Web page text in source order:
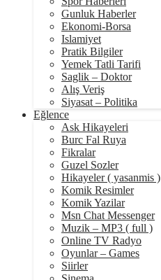
Gunluk Haberler
Ekonomi-Borsa
Islamiyet
Pratik Bilgiler
Yemek Tatli Tarifi
Saglik – Doktor
Alış Veriş
Siyasat – Politika
Eğlence
Ask Hikayeleri
Burc Fal Ruya
Fikralar
Guzel Sozler
Hikayeler ( yasanmis )
Komik Resimler
Komik Yazilar
Msn Chat Messenger
Muzik – MP3 ( full )
Online TV Radyo
Oyunlar – Games
Siirler